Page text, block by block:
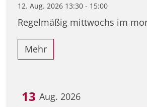
12. Aug. 2026 13:30 - 15:00
Regelmäßig mittwochs im
Mehr
13 Aug. 2026